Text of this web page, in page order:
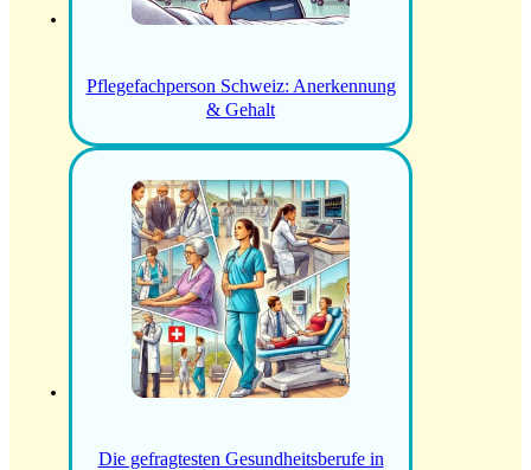
Pflegefachperson Schweiz: Anerkennung
& Gehalt
Die gefragtesten Gesundheitsberufe in